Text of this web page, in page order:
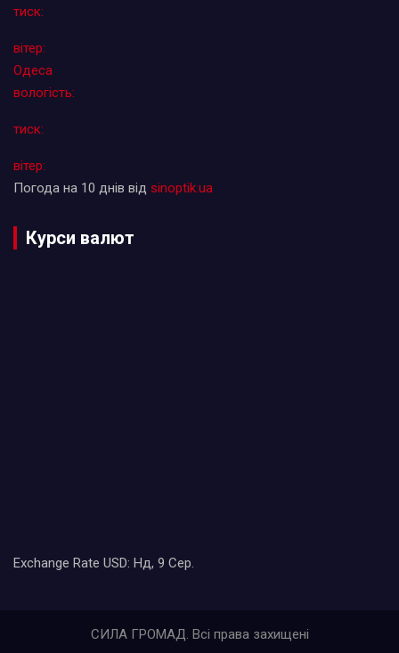
тиск:
вітер:
Одеса
вологість:
тиск:
вітер:
Погода на 10 днів від sinoptik.ua
Курси валют
Exchange Rate USD: Нд, 9 Сер.
СИЛА ГРОМАД. Всі права захищені